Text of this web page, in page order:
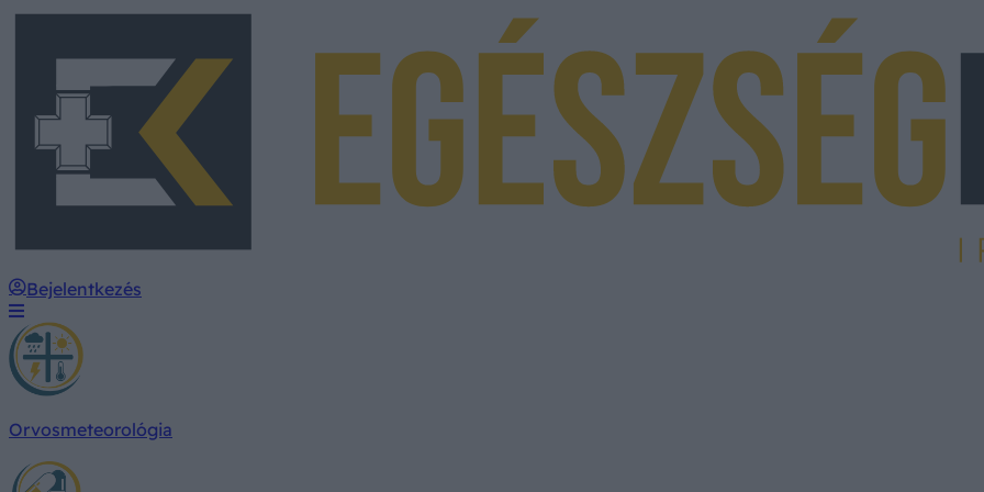
Bejelentkezés
Orvosmeteorológia